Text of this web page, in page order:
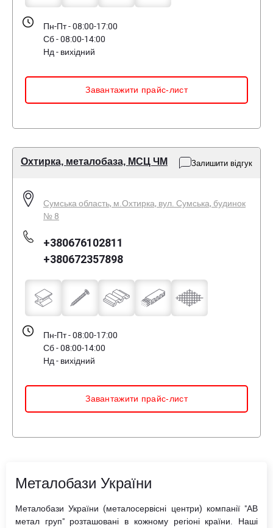
Пн-Пт - 08:00-17:00
Сб - 08:00-14:00
Нд - вихідний
Завантажити прайс-лист
Охтирка, металобаза, МСЦ ЧМ Залишити відгук
Сумська область, м.Охтирка, вул. Сумська, будинок
№ 8
+380676102811
+380672357898
Пн-Пт - 08:00-17:00
Сб - 08:00-14:00
Нд - вихідний
Завантажити прайс-лист
Металобази України
Металобази України (металосервісні центри) компанії "АВ
метал груп" розташовані в кожному регіоні країни. Наші